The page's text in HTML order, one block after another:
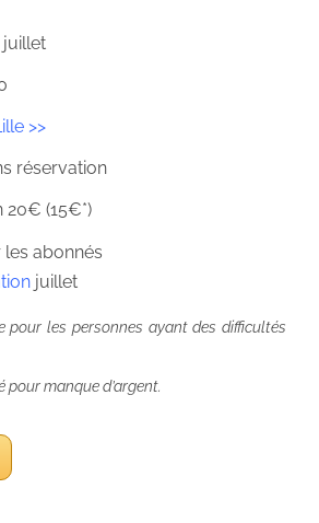
juillet
>>
réservation
20€ (15€*)
abonnés
juillet
pour les personnes ayant des difficultés
pour manque d’argent.